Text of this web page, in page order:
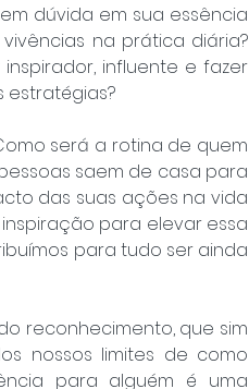
dúvida em sua essência
na prática diária?
influente e fazer
estratégias?
será a rotina de quem
saem de casa para
das suas ações na vida
para elevar essa
para tudo ser ainda
reconhecimento, que sim
nossos limites de como
para alguém é uma